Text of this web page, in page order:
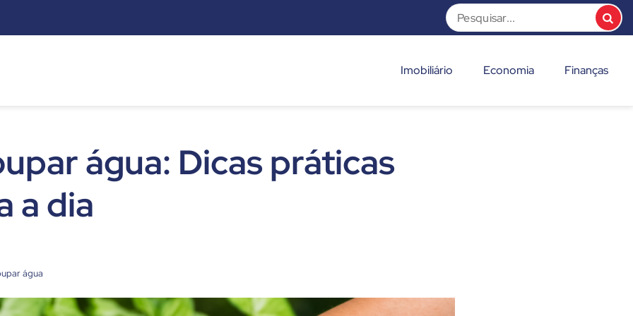
Imobiliário Economia Finanças
água: Dicas práticas
a dia
água